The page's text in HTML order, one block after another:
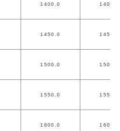
1400.0 1400.0
1450.0 1450.0
1500.0 1500.0
1550.0 1550.0
1600.0 1600.0